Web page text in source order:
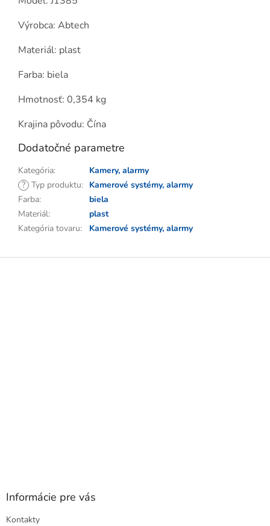
Výrobca: Abtech
Materiál: plast
Farba: biela
Hmotnosť: 0,354 kg
Krajina pôvodu: Čína
Dodatočné parametre
Kategória:
Kamery, alarmy
? Typ produktu: Kamerové systémy, alarmy
Farba:
biela
Materiál:
plast
Kategória tovaru: Kamerové systémy, alarmy
Z
Informácie pre vás
Kontakty